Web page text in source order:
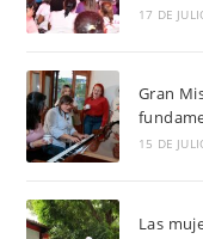
17 DE
Gran
15 DE
Las